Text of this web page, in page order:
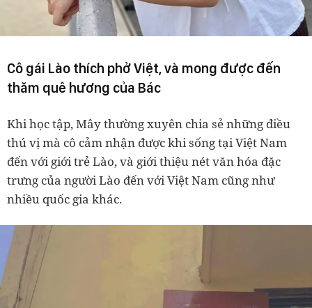
Cô gái Lào thích phở Việt, và mong được đến
thăm quê hương của Bác
Khi học tập, Mây thường xuyên chia sẻ những điều
thú vị mà cô cảm nhận được khi sống tại Việt Nam
đến với giới trẻ Lào, và giới thiệu nét văn hóa đặc
trưng của người Lào đến với Việt Nam cũng như
nhiều quốc gia khác.